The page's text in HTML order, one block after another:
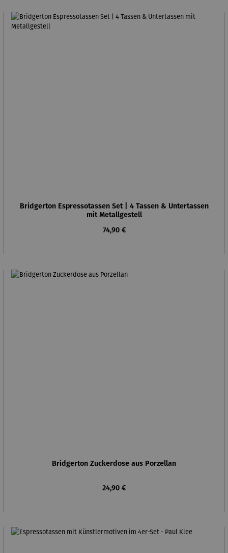
Bridgerton Espressotassen Set | 4 Tassen & Untertassen
mit Metallgestell
Regulärer Preis:
74,90 €
Bridgerton Zuckerdose aus Porzellan
Regulärer Preis:
24,90 €